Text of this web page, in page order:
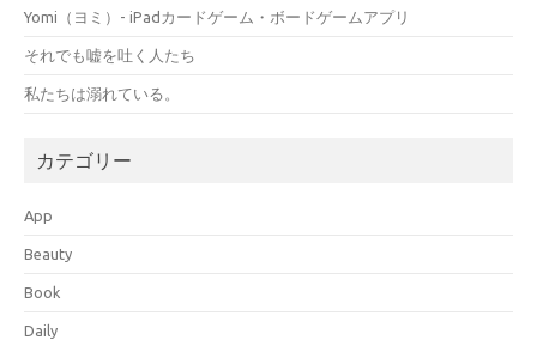
Yomi（ヨミ）- iPadカードゲーム・ボードゲームアプリ
それでも嘘を吐く人たち
私たちは溺れている。
カテゴリー
App
Beauty
Book
Daily